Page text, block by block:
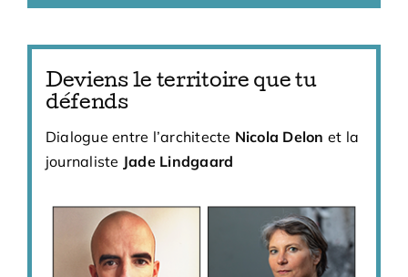
Deviens le territoire que tu
défends
Dialogue entre l’architecte Nicola Delon et la
journaliste Jade Lindgaard